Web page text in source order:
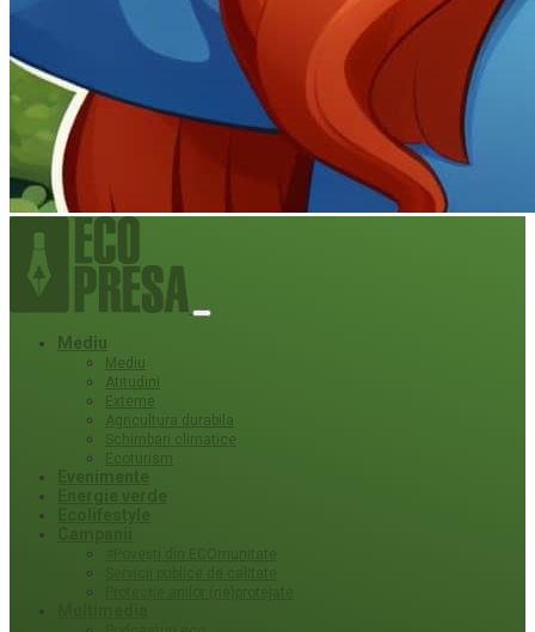
Mediu
Mediu
Atitudini
Externe
Agricultura durabila
Schimbari climatice
Ecoturism